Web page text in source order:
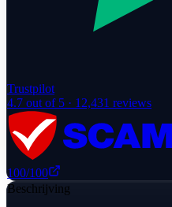
Trustpilot
4.7 out of 5 · 12,431 reviews
100/100
Beschrijving